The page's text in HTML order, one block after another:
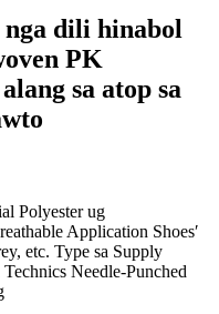
nga dili hinabol
PK
sa atop sa
Polyester ug
Application Shoes′
etc. Type sa Supply
Needle-Punched